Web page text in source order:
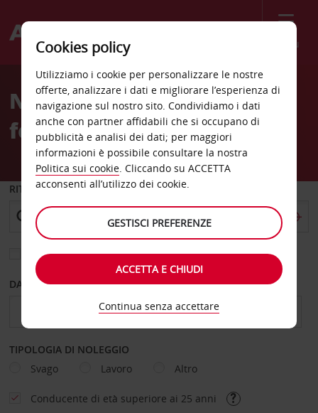
Menù
Welcome
AvisNoleggio auto Stazione
ferroviaria di Dijon
RITIRO DA
Scegli una località di riconsegna diversa
DAL GIORNO AL GIORNO
TIPOLOGIA DI NOLEGGIO
Svago
Lavoro Altro
Conducente di età superiore ai 25 anni
Cookies policy
Utilizziamo i cookie per personalizzare le nostre
offerte, analizzare i dati e migliorare l’esperienza di
navigazione sul nostro sito. Condividiamo i dati
anche con partner affidabili che si occupano di
pubblicità e analisi dei dati; per maggiori
informazioni è possibile consultare la nostra
Politica sui cookie. Cliccando su ACCETTA
acconsenti all’utilizzo dei cookie.
GESTISCI PREFERENZE
ACCETTA E CHIUDI
Continua senza accettare